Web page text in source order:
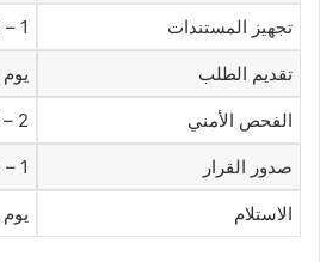
تجهيز المستندات 1 – 5 أيام
تقديم الطلب
الفحص الأمني 2 – 8 أسابيع
صدور القرار 1 – 3 أسابيع
الاستلام